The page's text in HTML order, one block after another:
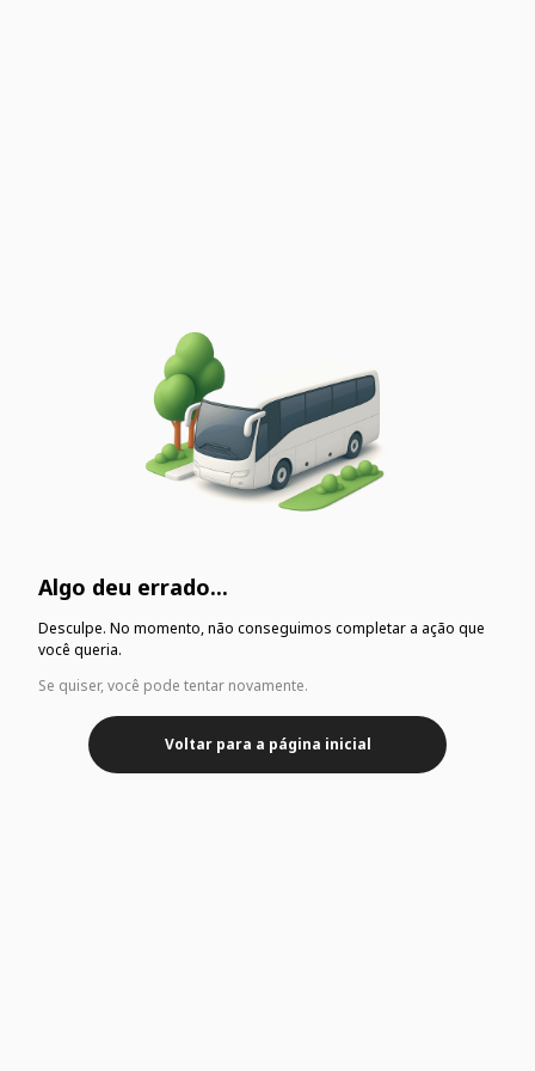
Algo deu errado...
Desculpe. No momento, não conseguimos completar a ação que
você queria.
Se quiser, você pode tentar novamente.
Voltar para a página inicial